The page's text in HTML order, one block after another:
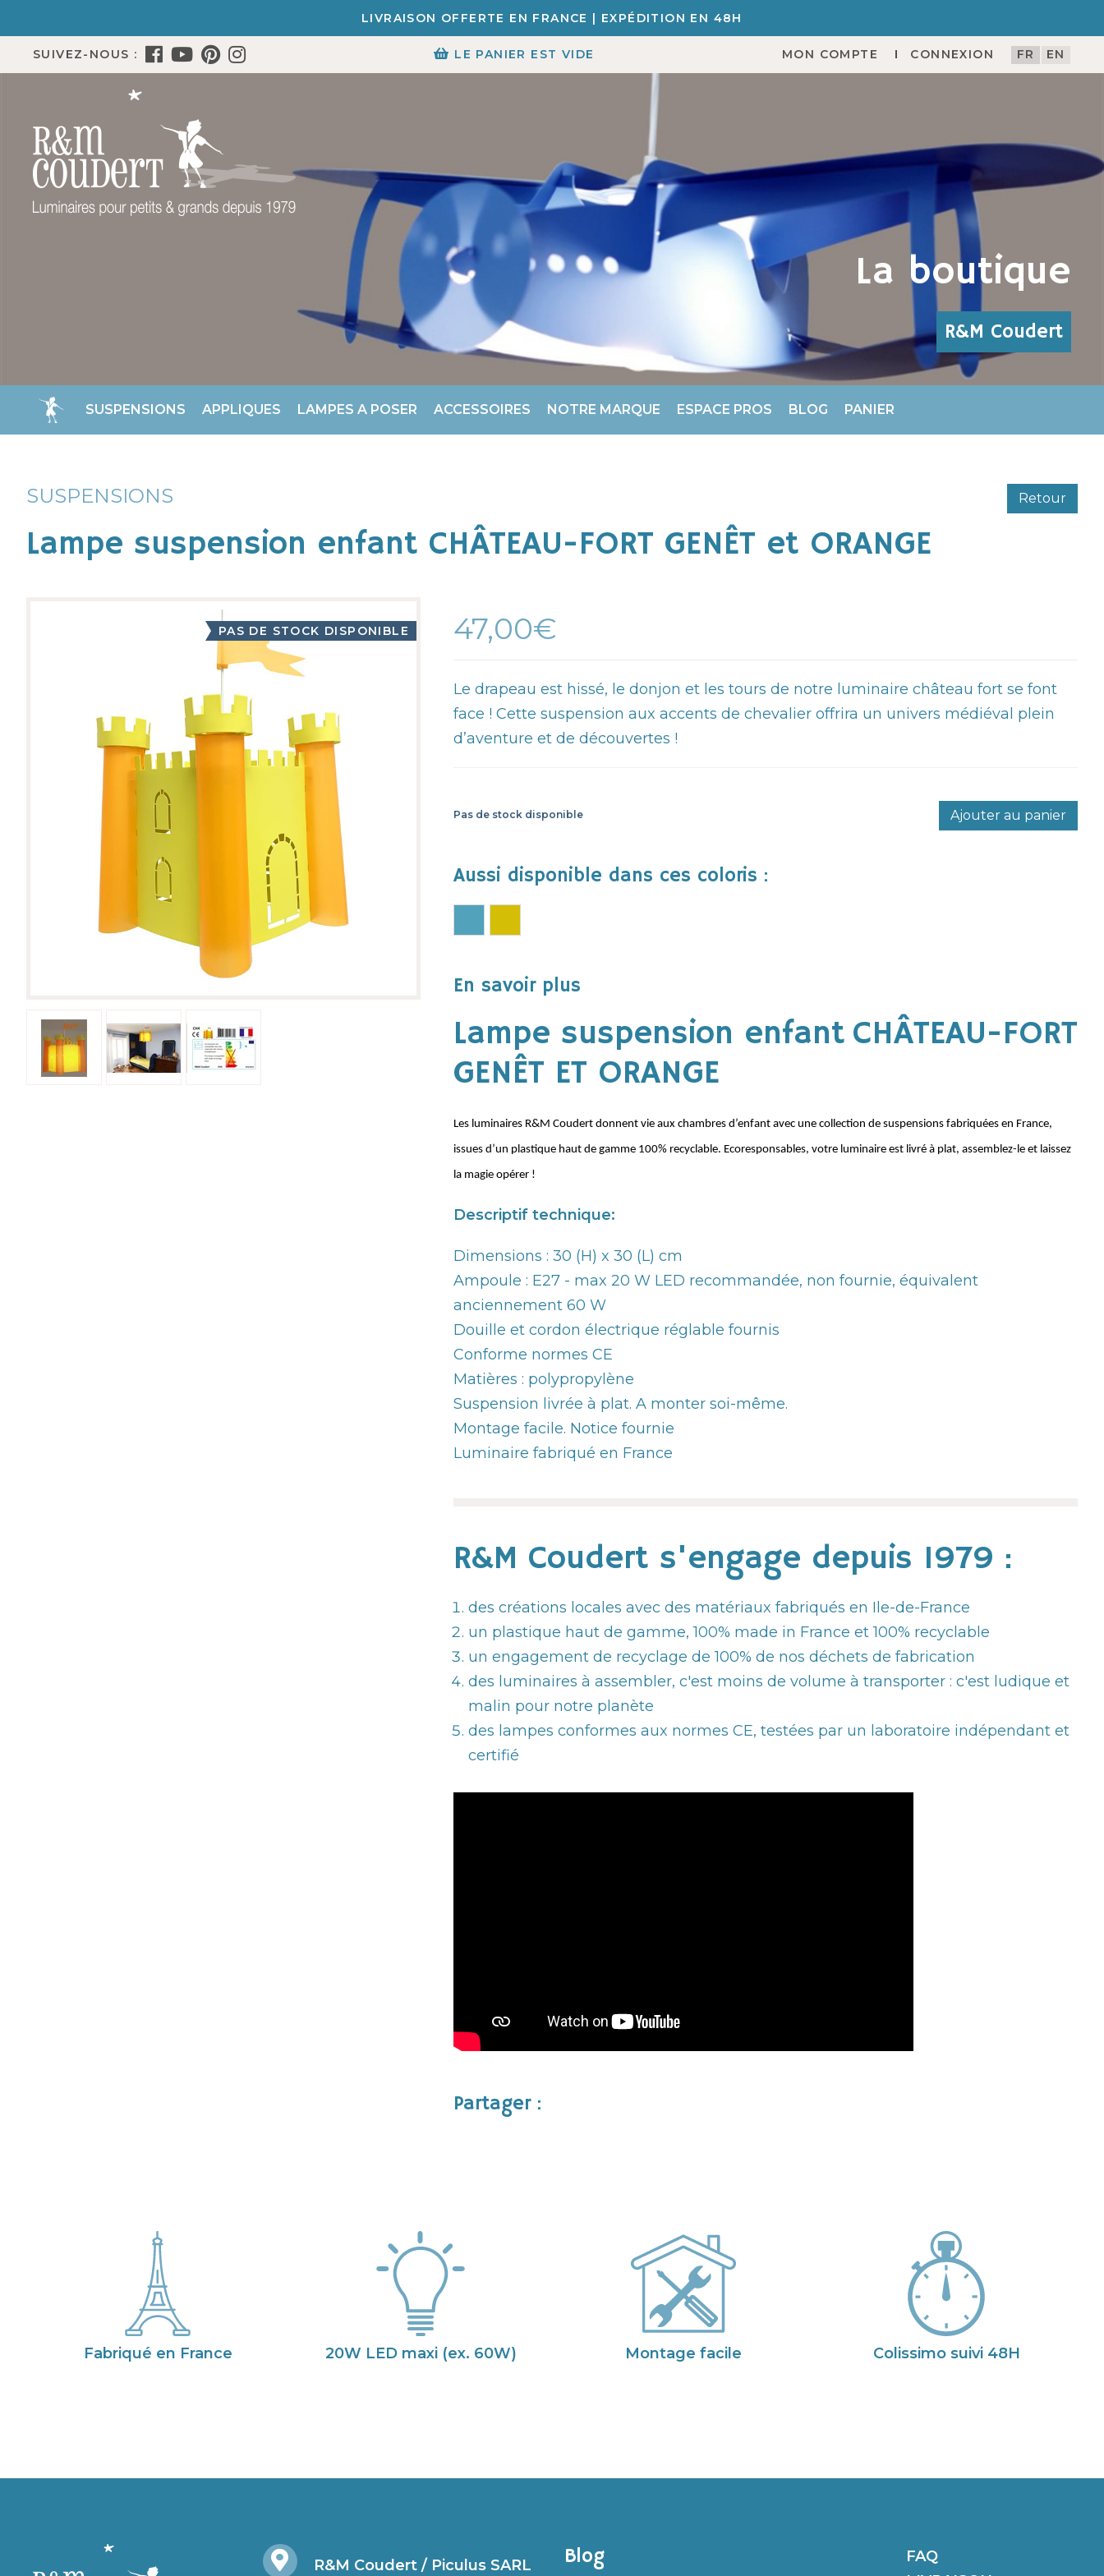
LIVRAISON OFFERTE EN FRANCE | EXPÉDITION EN 48H
SUIVEZ-NOUS : LE PANIER EST VIDE MON COMPTE CONNEXION FR EN
La boutique
R&M Coudert
SUSPENSIONS APPLIQUES LAMPES A POSER ACCESSOIRES NOTRE MARQUE ESPACE PROS BLOG PANIER
Retour
SUSPENSIONS
Lampe suspension enfant CHÂTEAU-FORT GENÊT et ORANGE
PAS DE STOCK DISPONIBLE 47,00€
Le drapeau est hissé, le donjon et les tours de notre luminaire château fort se font
face ! Cette suspension aux accents de chevalier offrira un univers médiéval plein
d’aventure et de découvertes !
Pas de stock disponible Ajouter au panier
Aussi disponible dans ces coloris :
En savoir plus
Lampe suspension enfant CHÂTEAU-FORT
GENÊT ET ORANGE
Les luminaires R&M Coudert donnent vie aux chambres d’enfant avec une collection de suspensions fabriquées en France,
issues d’un plastique haut de gamme 100% recyclable. Ecoresponsables, votre luminaire est livré à plat, assemblez-le et laissez
la magie opérer !
Descriptif technique:
Dimensions : 30 (H) x 30 (L) cm
Ampoule : E27 - max 20 W LED recommandée, non fournie, équivalent
anciennement 60 W
Douille et cordon électrique réglable fournis
Conforme normes CE
Matières : polypropylène
Suspension livrée à plat. A monter soi-même.
Montage facile. Notice fournie
Luminaire fabriqué en France
R&M Coudert s'engage depuis 1979 :
des créations locales avec des matériaux fabriqués en Ile-de-France
un plastique haut de gamme, 100% made in France et 100% recyclable
un engagement de recyclage de 100% de nos déchets de fabrication
des luminaires à assembler, c'est moins de volume à transporter : c'est ludique et
malin pour notre planète
des lampes conformes aux normes CE, testées par un laboratoire indépendant et
certifié
Partager :
Fabriqué en France 20W LED maxi (ex. 60W) Montage facile Colissimo suivi 48H
R&M Coudert / Piculus SARL Blog
FAQ